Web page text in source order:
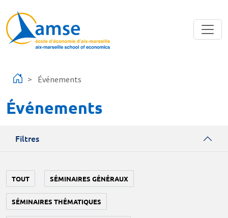
Événements
Événements
Filtres
TOUT SÉMINAIRES GÉNÉRAUX
SÉMINAIRES THÉMATIQUES